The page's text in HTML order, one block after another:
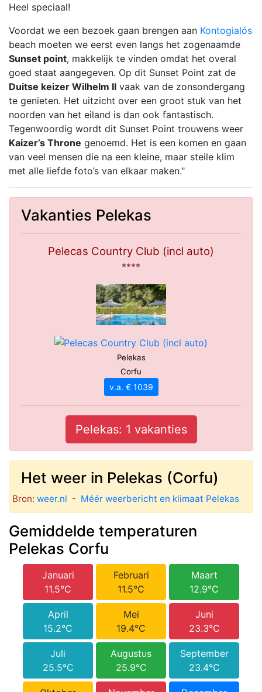
Heel speciaal!
Voordat we een bezoek gaan brengen aan Kontogialós
beach moeten we eerst even langs het zogenaamde
Sunset point, makkelijk te vinden omdat het overal
goed staat aangegeven. Op dit Sunset Point zat de
Duitse keizer Wilhelm II vaak van de zonsondergang
te genieten. Het uitzicht over een groot stuk van het
noorden van het eiland is dan ook fantastisch.
Tegenwoordig wordt dit Sunset Point trouwens weer
Kaizer’s Throne genoemd. Het is een komen en gaan
van veel mensen die na een kleine, maar steile klim
met alle liefde foto’s van elkaar maken."
Vakanties Pelekas
Pelecas Country Club (incl auto)
****
Pelekas
Corfu
v.a. € 1039
Pelekas: 1 vakanties
Het weer in Pelekas (Corfu)
Bron: weer.nl - Méér weerbericht en klimaat Pelekas
Gemiddelde temperaturen
Pelekas Corfu
Januari
11.5°C
Februari
11.5°C
Maart
12.9°C
April
15.2°C
Mei
19.4°C
Juni
23.3°C
Juli
25.5°C
Augustus
25.9°C
September
23.4°C